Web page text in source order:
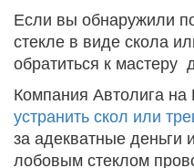
Если вы обнаружили
стекле в виде скола
обратиться к мастеру
Компания Автолига
устранить скол или
за адекватные деньги
лобовым стеклом